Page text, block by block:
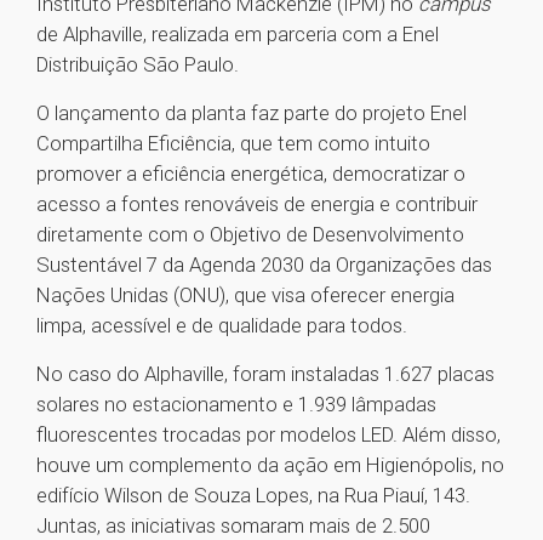
de Alphaville, realizada em parceria com a Enel
Distribuição São Paulo.
O lançamento da planta faz parte do projeto Enel
Compartilha Eficiência, que tem como intuito
promover a eficiência energética, democratizar o
acesso a fontes renováveis de energia e contribuir
diretamente com o Objetivo de Desenvolvimento
Sustentável 7 da Agenda 2030 da Organizações das
Nações Unidas (ONU), que visa oferecer energia
limpa, acessível e de qualidade para todos.
No caso do Alphaville, foram instaladas 1.627 placas
solares no estacionamento e 1.939 lâmpadas
fluorescentes trocadas por modelos LED. Além disso,
houve um complemento da ação em Higienópolis, no
edifício Wilson de Souza Lopes, na Rua Piauí, 143.
Juntas, as iniciativas somaram mais de 2.500